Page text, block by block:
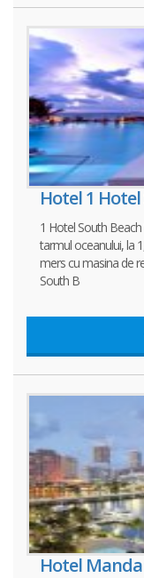
Hotel 1
1 Hotel South
tarmul oceanului, la
mers cu masina de
South B
Hotel